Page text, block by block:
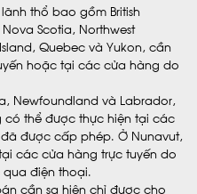
thổ bao gồm British
Scotia, Northwest
Island, Quebec và Yukon, cần
hoặc tại các cửa hàng do
Newfoundland và Labrador,
có thể được thực hiện tại các
được cấp phép. Ở Nunavut,
các cửa hàng trực tuyến do
điện thoại.
cần sa hiện chỉ được cho